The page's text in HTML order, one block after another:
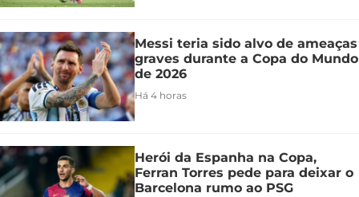
Messi teria sido alvo de ameaças
graves durante a Copa do Mundo
de 2026
Há 4 horas
Herói da Espanha na Copa,
Ferran Torres pede para deixar o
Barcelona rumo ao PSG